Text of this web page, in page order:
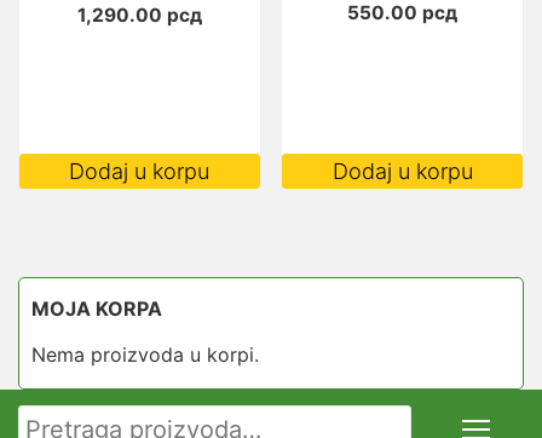
1,290.00 рсд
Dodaj u korpu
550.00 рсд
Dodaj u korpu
MOJA KORPA
Nema proizvoda u korpi.
Pretraga za: